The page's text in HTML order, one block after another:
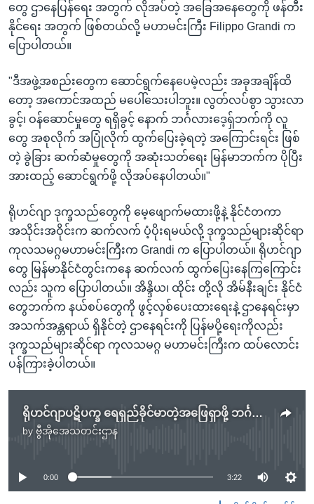
တွေ ဌာနေပြန်ရေး အတွက် လိုအပ်တဲ့ အခြေအနေတွေကို ဖန်တီး
နိုင်ရေး အတွက် ဖြစ်တယ်လို့ မဟာမင်းကြီး Filippo Grandi က
ပြောပါတယ်။
"ဒီအဖွဲ့အစည်းတွေက ဆောင်ရွက်နေပေမဲ့လည်း အခုအချိန်ထိ
တော့ အကောင်အထည် မပေါ်သေးပါဘူး။ လွတ်လပ်စွာ သွားလာ
ခွင့်၊ ဝန်ဆောင်မှုတွေ ရရှိခွင့် နောက် ဘင်္ဂလားဒေ့ရှ်ဘက်ကို လူ
တွေ အစုလိုက် အပြုံလိုက် ထွက်ပြေးခဲ့ရတဲ့ အကြောင်းရင်း ဖြစ်
တဲ့ ခွဲခြား ဆက်ဆံမှုတွေကို အဆုံးသတ်ရေး မြန်မာဘက်က ပိုပြီး
အားထည့် ဆောင်ရွက်ဖို့ လိုအပ်နေပါတယ်။"
ရိုဟင်ဂျာ ဒုက္ခသည်တွေကို မေ့ဖျောက်မထားဖို့နဲ့ နိုင်ငံတကာ
အသိုင်းအဝိုင်းက ဆက်လက် ပံ့ပိုးရမယ်လို့ ဒုက္ခသည်များဆိုင်ရာ
ကုလသမဂ္ဂမဟာမင်းကြီးက Grandi က ပြောပါတယ်။ ရိုဟင်ဂျာ
တွေ မြန်မာနိုင်ငံတွင်းကနေ ဆက်လက် ထွက်ပြေးနေကြကြောင်း
လည်း သူက ပြောပါတယ်။ အိန္ဒိယ၊ ထိုင်း တို့လို အိမ်နီးချင်း နိုင်ငံ
တွေဘက်က နယ်စပ်တွေကို ဖွင့်လှစ်ပေးထားရေးနဲ့ ဌာနေရင်းမှာ
အသက်အန္တရာယ် ရှိနိုင်တဲ့ ဌာနေရင်းကို ပြန်မပို့ရေးကိုလည်း
ဒုက္ခသည်များဆိုင်ရာ ကုလသမဂ္ဂ မဟာမင်းကြီးက ထပ်လောင်း
ပန်ကြားခဲ့ပါတယ်။
ရိုဟင်ဂျာပဋိပက္ခ ရေရှည်ခိုင်မာတဲ့အဖြေရှာဖို့ ဘင်္ဂလားဒေ့ရှ် တိုက်တွန်း
by ဗွီအိုအေသတင်းဌာန
No media source currently available
0:00 3:22